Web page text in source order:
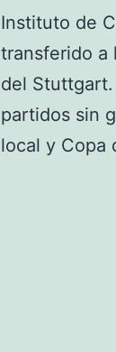
Instituto de
transferido a
del
partidos sin
local y Copa